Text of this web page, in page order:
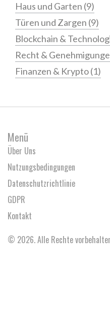
Haus und Garten (9)
Türen und Zargen (9)
Blockchain &
Recht &
Finanzen & Krypto(1)
Menü
Über Uns
Nutzungsbedingungen
Datenschutzrichtlinie
GDPR
Kontakt
© 2026. Alle Rechte